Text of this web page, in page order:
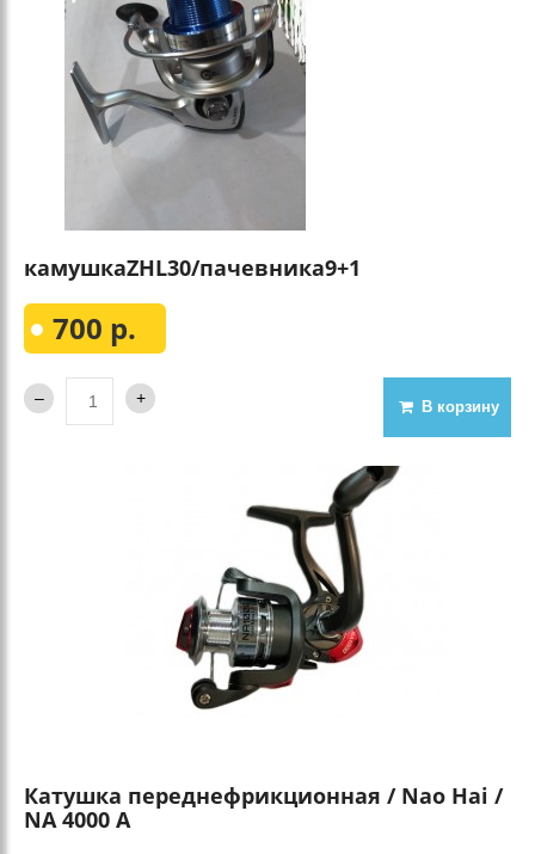
камушкаZHL30/пачевника9+1
700 р.
В корзину
Катушка переднефрикционная / Nao Hai /
NA 4000 А